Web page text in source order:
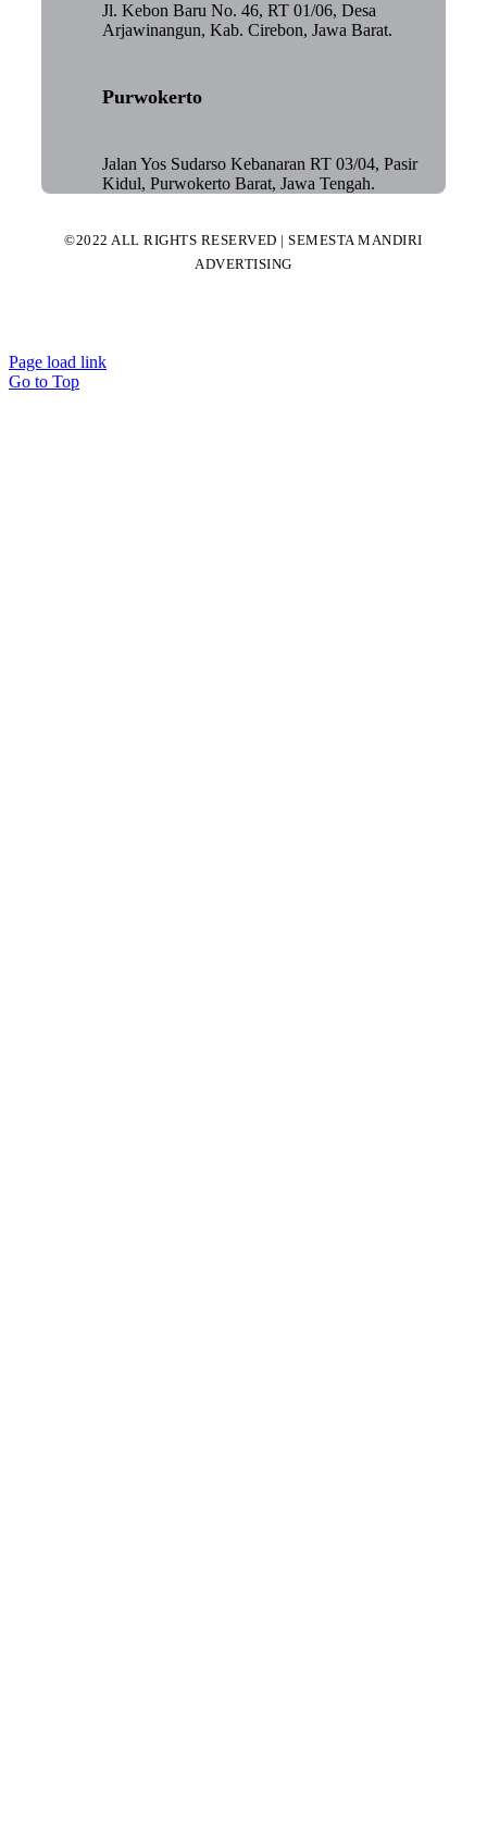
Jl. Kebon Baru No. 46, RT 01/06, Desa
Arjawinangun, Kab. Cirebon, Jawa Barat.
Purwokerto
Jalan Yos Sudarso Kebanaran RT 03/04, Pasir
Kidul, Purwokerto Barat, Jawa Tengah.
©2022 ALL RIGHTS RESERVED | SEMESTA MANDIRI
ADVERTISING
Page load link
Go to Top